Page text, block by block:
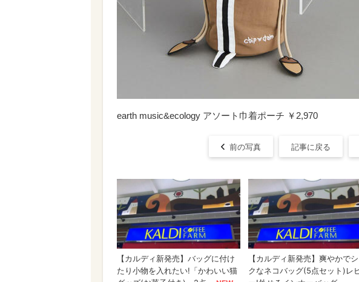
earth music&ecology アソート巾着ポーチ ￥2,970
前の写真 記事に戻る